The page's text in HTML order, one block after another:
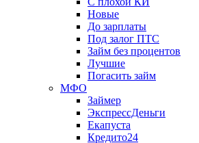
Новые
До зарплаты
Под залог ПТС
Займ без процентов
Лучшие
Погасить займ
МФО
Займер
ЭкспрессДеньги
Екапуста
Кредито24